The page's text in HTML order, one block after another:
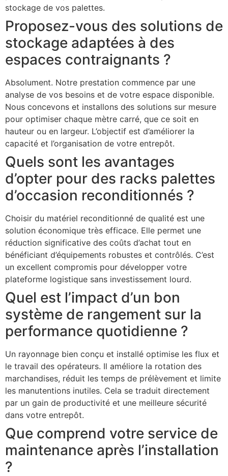
stockage de vos palettes.
Proposez-vous des solutions de
stockage adaptées à des
espaces contraignants ?
Absolument. Notre prestation commence par une
analyse de vos besoins et de votre espace disponible.
Nous concevons et installons des solutions sur mesure
pour optimiser chaque mètre carré, que ce soit en
hauteur ou en largeur. L’objectif est d’améliorer la
capacité et l’organisation de votre entrepôt.
Quels sont les avantages
d’opter pour des racks palettes
d’occasion reconditionnés ?
Choisir du matériel reconditionné de qualité est une
solution économique très efficace. Elle permet une
réduction significative des coûts d’achat tout en
bénéficiant d’équipements robustes et contrôlés. C’est
un excellent compromis pour développer votre
plateforme logistique sans investissement lourd.
Quel est l’impact d’un bon
système de rangement sur la
performance quotidienne ?
Un rayonnage bien conçu et installé optimise les flux et
le travail des opérateurs. Il améliore la rotation des
marchandises, réduit les temps de prélèvement et limite
les manutentions inutiles. Cela se traduit directement
par un gain de productivité et une meilleure sécurité
dans votre entrepôt.
Que comprend votre service de
maintenance après l’installation
?